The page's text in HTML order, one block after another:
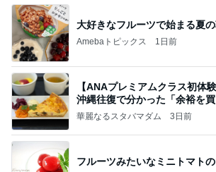
大好きなフルーツで始まる夏
Amebaトピックス 1日前
【ANAプレミアムクラス初体
沖縄往復で分かった「余裕を
華麗なるスタバマダム 3日前
フルーツみたいなミニトマト